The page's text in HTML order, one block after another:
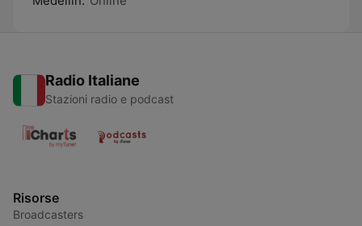
Radio Italiane
Stazioni radio e podcast
Risorse
Broadcasters